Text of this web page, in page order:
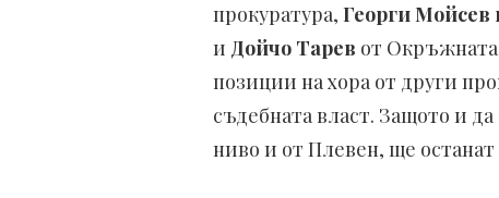
прокуратура, Георги
и Дойчо Тарев от Окръжната
позиции на хора от други
съдебната власт. Защото и
ниво и от Плевен, ще останат